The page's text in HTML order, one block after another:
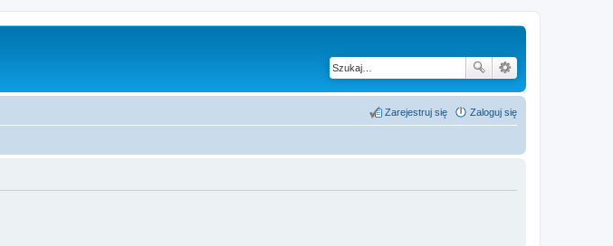
Zaloguj się
Zarejestruj się